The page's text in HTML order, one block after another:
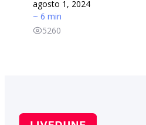
agosto 1, 2024
~ 6 min
5260